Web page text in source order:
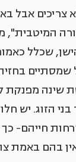
צריכים אבל
המיטבית",
שמסתיים
מפנקת
הזוג. יש
אורחות
בהם באמת